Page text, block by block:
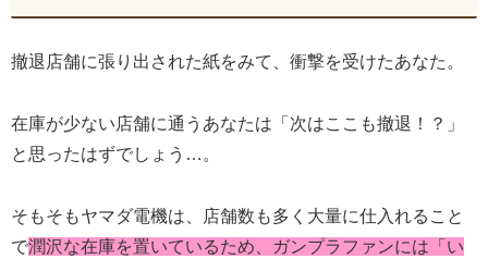
撤退店舗に張り出された紙をみて、衝撃を受けたあなた。
在庫が少ない店舗に通うあなたは「次はここも撤退！？」
と思ったはずでしょう…。
そもそもヤマダ電機は、店舗数も多く大量に仕入れること
で潤沢な在庫を置いているため、ガンプラファンには「い